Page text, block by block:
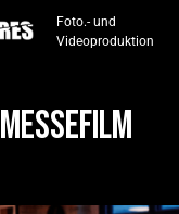
Foto.- und
Videoproduktion
Messefilm